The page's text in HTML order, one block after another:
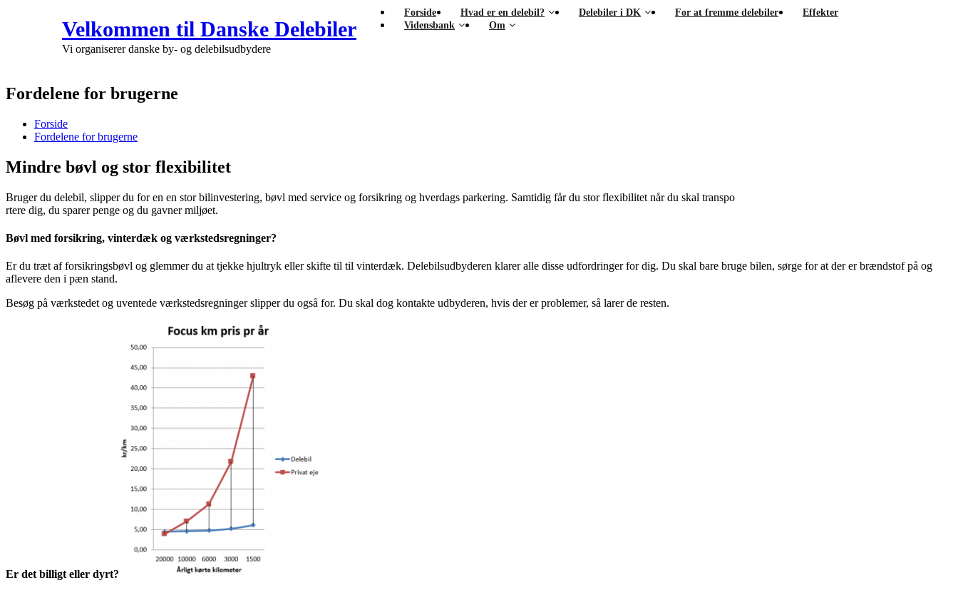
Velkommen til Danske Delebiler
Vi organiserer danske by- og delebilsudbydere
Forside Hvad er en delebil? Delebiler i DK For at fremme delebiler
Effekter
Vidensbank
Om
Fordelene for brugerne
Forside
Fordelene for brugerne
Mindre bøvl og stor flexibilitet
Bruger du delebil, slipper du for en en stor bilinvestering, bøvl med service og forsikring og hverdags parkering. Samtidig får du stor flexibilitet når du skal transpo
rtere dig, du sparer penge og du gavner miljøet.
Bøvl med forsikring, vinterdæk og værkstedsregninger?
Er du træt af forsikringsbøvl og glemmer du at tjekke hjultryk eller skifte til til vinterdæk. Delebilsudbyderen klarer alle disse udfordringer for dig. Du skal bare bruge bilen, sørge for at der er brændstof på og
aflevere den i pæn stand.
Besøg på værkstedet og uventede værkstedsregninger slipper du også for. Du skal dog kontakte udbyderen, hvis der er problemer, så larer de resten.
Er det billigt eller dyrt?